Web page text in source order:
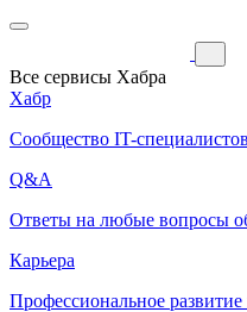
Все сервисы Хабра
Хабр
Сообщество IT-специалистов
Q&A
Ответы на любые вопросы
Карьера
Профессиональное